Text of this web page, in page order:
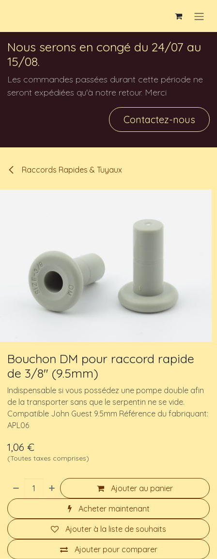
Nous serons en congé du 24/07 au
15/08.
Les commandes passées durant cette période ne
seront expédiées qu'à notre retour. Merci
Contactez-nous
Raccords Rapides & Tuyaux
Bouchon DM pour raccord rapide
de 3/8" (9.5mm)
Indispensable si vous possédez une pompe double afin
de la transporter sans que le serpentin ne se vide.
Compatible John Guest 9.5mm Référence du fabriquant:
APL06
1,06 €
(Toutes taxes comprises)
Ajouter au panier
Acheter maintenant
Ajouter pour comparer
Ajouter à la liste de souhaits